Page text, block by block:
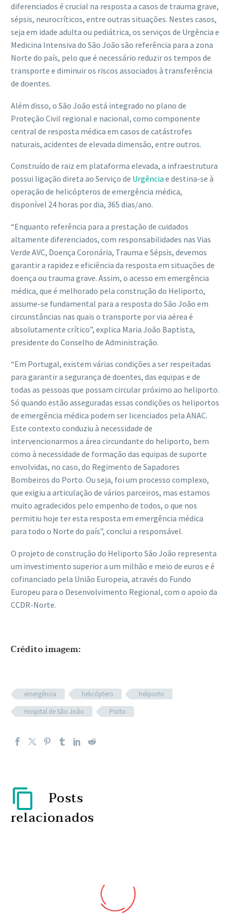
diferenciados é crucial na resposta a casos de trauma grave,
sépsis, neurocríticos, entre outras situações. Nestes casos,
seja em idade adulta ou pediátrica, os serviços de Urgência e
Medicina Intensiva do São João são referência para a zona
Norte do país, pelo que é necessário reduzir os tempos de
transporte e diminuir os riscos associados à transferência
de doentes.
Além disso, o São João está integrado no plano de
Proteção Civil regional e nacional, como componente
central de resposta médica em casos de catástrofes
naturais, acidentes de elevada dimensão, entre outros.
Construído de raiz em plataforma elevada, a infraestrutura
possui ligação direta ao Serviço de Urgência e destina-se à
operação de helicópteros de emergência médica,
disponível 24 horas por dia, 365 dias/ano.
“Enquanto referência para a prestação de cuidados
altamente diferenciados, com responsabilidades nas Vias
Verde AVC, Doença Coronária, Trauma e Sépsis, devemos
garantir a rapidez e eficiência da resposta em situações de
doença ou trauma grave. Assim, o acesso em emergência
médica, que é melhorado pela construção do Heliporto,
assume-se fundamental para a resposta do São João em
circunstâncias nas quais o transporte por via aérea é
absolutamente crítico”, explica Maria João Baptista,
presidente do Conselho de Administração.
“Em Portugal, existem várias condições a ser respeitadas
para garantir a segurança de doentes, das equipas e de
todas as pessoas que possam circular próximo ao heliporto.
Só quando estão asseguradas essas condições os heliportos
de emergência médica podem ser licenciados pela ANAC.
Este contexto conduziu à necessidade de
intervencionarmos a área circundante do heliporto, bem
como à necessidade de formação das equipas de suporte
envolvidas, no caso, do Regimento de Sapadores
Bombeiros do Porto. Ou seja, foi um processo complexo,
que exigiu a articulação de vários parceiros, mas estamos
muito agradecidos pelo empenho de todos, o que nos
permitiu hoje ter esta resposta em emergência médica
para todo o Norte do país”, conclui a responsável.
O projeto de construção do Heliporto São João representa
um investimento superior a um milhão e meio de euros e é
cofinanciado pela União Europeia, através do Fundo
Europeu para o Desenvolvimento Regional, com o apoio da
CCDR-Norte.
Crédito imagem:
emergência helicóptero
heliporto
Hospital de São João
Porto
Posts
relacionados